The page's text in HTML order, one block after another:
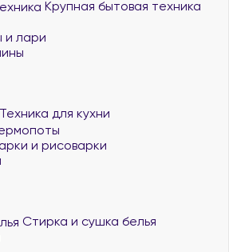
Крупная бытовая техника
и лари
Техника для кухни
и рисоварки
Стирка и сушка белья